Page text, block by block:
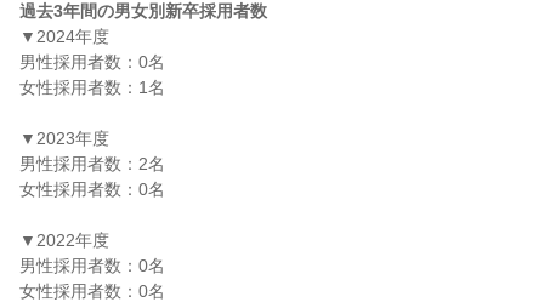
過去3年間の男女別新卒採用者数
▼2024年度
男性採用者数：0名
女性採用者数：1名
▼2023年度
男性採用者数：2名
女性採用者数：0名
▼2022年度
男性採用者数：0名
女性採用者数：0名